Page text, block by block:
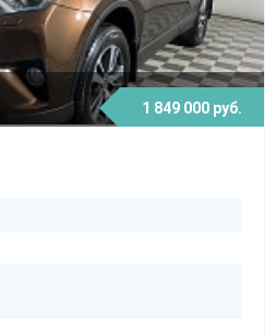
1 849 000 руб.